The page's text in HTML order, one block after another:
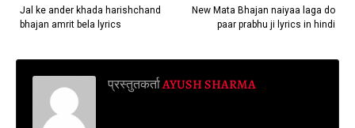
New Mata Bhajan naiyaa laga do
paar prabhu ji lyrics in hindi
Jal ke ander khada harishchand
bhajan amrit bela lyrics
प्रस्तुतकर्ताAYUSH SHARMA